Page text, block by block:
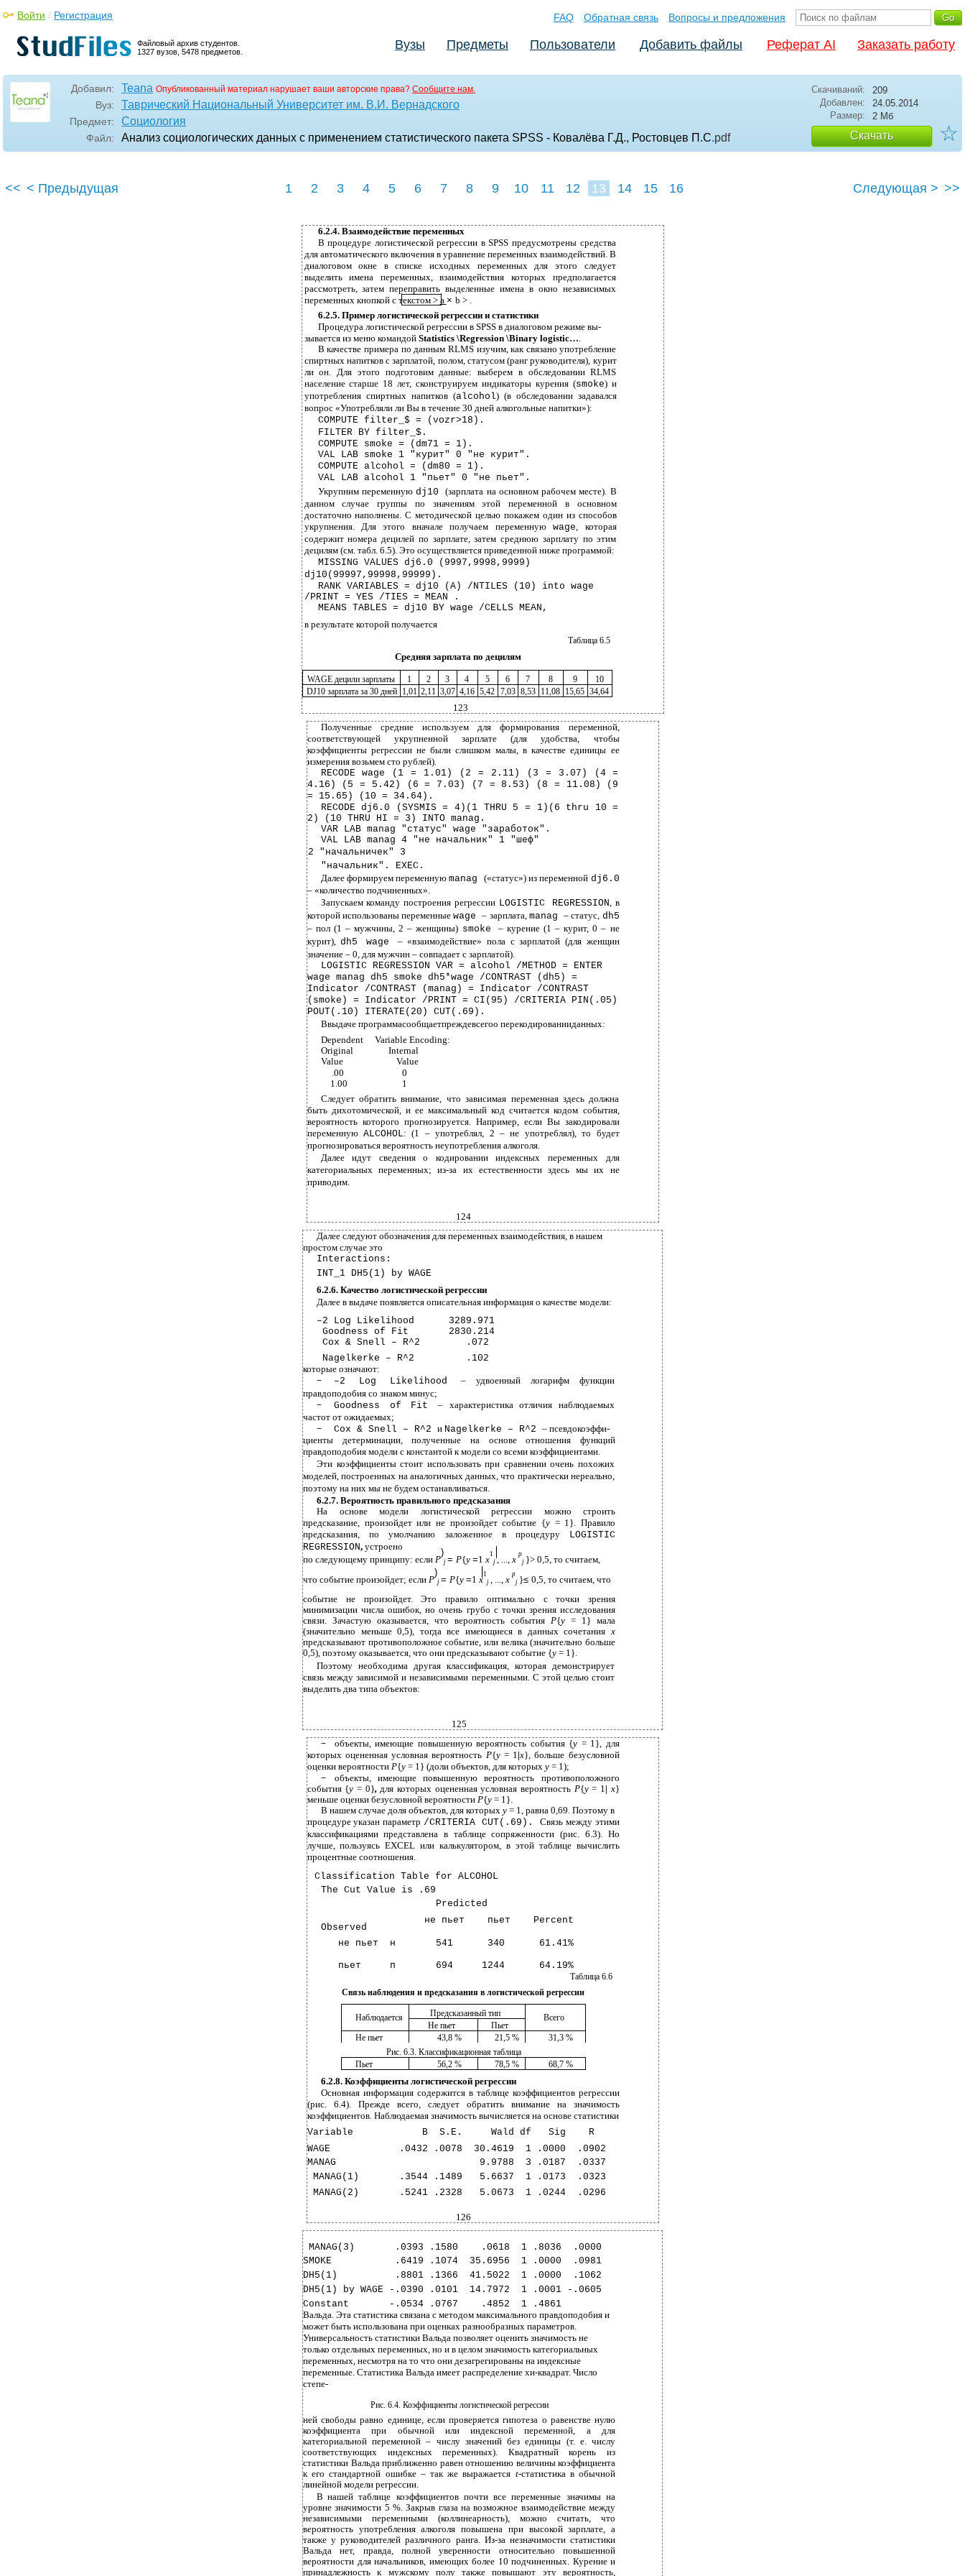
Файловый архив студентов.
1327 вузов, 5478 предметов.
Войти / Регистрация FAQ Обратная связь Вопросы и предложения
Вузы Предметы Пользователи Добавить файлы Реферат AI Заказать работу
Добавил: Teana Опубликованный материал нарушает ваши авторские права? Сообщите нам.
Вуз: Таврический Национальный Университет им. В.И. Вернадского
Предмет: Социология
Файл: Анализ социологических данных с применением статистического пакета SPSS - Ковалёва Г.Д., Ростовцев П.С.pdf
Скачиваний:
209
Добавлен:
24.05.2014
Размер:
2 Мб
Скачать ☆
<< < Предыдущая 1 2 3 4 5 6 7 8 9 10 11 12 13 14 15 16 Следующая > >>
6.2.4. Взаимодействие переменных
В процедуре логистической регрессии в SPSS предусмотрены средства
для автоматического включения в уравнение переменных взаимодействий. В
диалоговом окне в списке исходных переменных для этого следует
выделить имена переменных, взаимодействия которых предполагается
рассмотреть, затем переправить выделенные имена в окно независимых
переменных кнопкой c текстом > a × b > .
6.2.5. Пример логистической регрессии и статистики
Процедура логистической регрессии в SPSS в диалоговом режиме вы-
зывается из меню командой Statistics \Regression \Binary logistic….
В качестве примера по данным RLMS изучим, как связано употребление
спиртных напитков с зарплатой, полом, статусом (ранг руководителя), курит
ли он. Для этого подготовим данные: выберем в обследовании RLMS
население старше 18 лет, сконструируем индикаторы курения (smoke) и
употребления спиртных напитков (alcohol) (в обследовании задавался
вопрос «Употребляли ли Вы в течение 30 дней алкогольные напитки»):
COMPUTE filter_$ = (vozr>18).
FILTER BY filter_$.
COMPUTE smoke = (dm71 = 1).
VAL LAB smoke 1 "курит" 0 "не курит".
COMPUTE alcohol = (dm80 = 1).
VAL LAB alcohol 1 "пьет" 0 "не пьет".
Укрупним переменную dj10(зарплата на основном рабочем месте). В
данном случае группы по значениям этой переменной в основном
достаточно наполнены. С методической целью покажем один из способов
укрупнения. Для этого вначале получаем переменнуюwage, которая
содержит номера децилей по зарплате, затем среднюю зарплату по этим
децилям (см. табл. 6.5). Это осуществляется приведенной ниже программой:
MISSING VALUES dj6.0 (9997,9998,9999)
dj10(99997,99998,99999).
RANK VARIABLES = dj10 (A) /NTILES (10) into wage
/PRINT = YES /TIES = MEAN .
MEANS TABLES = dj10 BY wage /CELLS MEAN,
в результате которой получается
Таблица 6.5
Средняя зарплата по децилям
WAGE децили зарплаты 1 2 3 4 5 6 7 8 9
10
DJ10 зарплата за 30 дней
1,01 2,11 3,07 4,16 5,42 7,03 8,53 11,08 15,65 34,64
123
Полученные средние используем для формирования переменной,
соответствующей укрупненной зарплате (для удобства, чтобы
коэффициенты регрессии не были слишком малы, в качестве единицы ее
измерения возьмем сто рублей).
RECODE wage (1 = 1.01) (2 = 2.11) (3 = 3.07) (4 =
4.16) (5 = 5.42) (6 = 7.03) (7 = 8.53) (8 = 11.08) (9
= 15.65) (10 = 34.64).
RECODE dj6.0 (SYSMIS = 4)(1 THRU 5 = 1)(6 thru 10 =
2) (10 THRU HI = 3) INTO manag.
VAR LAB manag "статус" wage "зaработок".
VAL LAB manag 4 "не начальник" 1 "шеф"
2 "начальничек" 3
"начальник". EXEC.
Далее формируем переменнуюmanag («статус») из переменной dj6.0
– «количество подчиненных».
Запускаем команду построения регрессии LOGISTIC REGRESSION, в
которой использованы переменныеwage– зарплата, manag– статус, dh5
– пол (1 – мужчины, 2 – женщины) smoke – курение (1 – курит, 0 – не
курит),dh5 wage – «взаимодействие» пола с зарплатой (для женщин
значение – 0, для мужчин – совпадает с зарплатой).
LOGISTIC REGRESSION VAR = alcohol /METHOD = ENTER
wage manag dh5 smoke dh5*wage /CONTRAST (dh5) =
Indicator /CONTRAST (manag) = Indicator /CONTRAST
(smoke) = Indicator /PRINT = CI(95) /CRITERIA PIN(.05)
POUT(.10) ITERATE(20) CUT(.69).
Ввыдаче программасообщаетпреждевсегоо перекодированииданных:
Dependent
Variable Encoding:
Original
Internal
Value
Value
.00
0
1.00
1
Следует обратить внимание, что зависимая переменная здесь должна
быть дихотомической, и ее максимальный код считается кодом события,
вероятность которого прогнозируется. Например, если Вы закодировали
переменную ALCOHOL: (1 – употреблял, 2 – не употреблял), то будет
прогнозироваться вероятность неупотребления алкоголя.
Далее идут сведения о кодировании индексных переменных для
категориальных переменных; из-за их естественности здесь мы их не
приводим.
124
Далее следуют обозначения для переменных взаимодействия, в нашем
простом случае это
Interactions:
INT_1 DH5(1) by WAGE
6.2.6. Качество логистической регрессии
Далее в выдаче появляется описательная информация о качестве модели:
–2 Log Likelihood
3289.971
Goodness of Fit
2830.214
Cox & Snell – R^2
.072
Nagelkerke – R^2
.102
которые означают:
− –2 Log Likelihood – удвоенный логарифм функции
правдоподобия со знаком минус;
− Goodness of Fit – характеристика отличия наблюдаемых
частот от ожидаемых;
− Cox & Snell – R^2 и Nagelkerke – R^2 – псевдокоэффи-
циенты детерминации, полученные на основе отношения функций
правдоподобия модели с константой к модели со всеми коэффициентами.
Эти коэффициенты стоит использовать при сравнении очень похожих
моделей, построенных на аналогичных данных, что практически нереально,
поэтому на них мы не будем останавливаться.
6.2.7. Вероятность правильного предсказания
На основе модели логистической регрессии можно строить
предсказание, произойдет или не произойдет событие {y = 1}. Правило
предсказания, по умолчанию заложенное в процедуру LOGISTIC
REGRESSION, устроено
по следующему принципу: если P
)
j = P{y =1 x1
j , ..., xp
j }> 0,5, то считаем,
что событие произойдет; если P
)
j = P{y =1 x1
j , ..., xp
j }≤ 0,5, то считаем, что
событие не произойдет. Это правило оптимально с точки зрения
минимизации числа ошибок, но очень грубо с точки зрения исследования
связи. Зачастую оказывается, что вероятность события P{y = 1} мала
(значительно меньше 0,5), тогда все имеющиеся в данных сочетания x
предсказывают противоположное событие, или велика (значительно больше
0,5), поэтому оказывается, что они предсказывают событие {y = 1}.
Поэтому необходима другая классификация, которая демонстрирует
связь между зависимой и независимыми переменными. С этой целью стоит
выделить два типа объектов:
125
− объекты, имеющие повышенную вероятность события {y = 1}, для
которых оцененная условная вероятность P{y = 1|x}, больше безусловной
оценки вероятности P{y = 1} (доли объектов, для которых y = 1);
−
объекты, имеющие повышенную вероятность противоположного
события {y = 0},для которых оцененная условная вероятность P{y= 1| x}
меньше оценки безусловной вероятности P{y = 1}.
В нашем случае доля объектов, для которых y = 1, равна 0,69. Поэтому в
процедуре указан параметр /CRITERIA CUT(.69). Связь между этими
классификациями представлена в таблице сопряженности (рис. 6.3). Но
лучше, пользуясь EXCEL или калькулятором, в этой таблице вычислить
процентные соотношения.
Classification Table for ALCOHOL
The Cut Value is .69
Predicted
Observed
не пьет пьет Percent
не пьет н 541 340 61.41%
пьет п 694 1244 64.19%
Таблица 6.6
Связь наблюдения и предсказания в логистической регрессии
Наблюдается Предсказанный тип Всего
Не пьет
Пьет
Не пьет
43,8 % 21,5 %
31,3 %
Рис. 6.3. Классификационная таблица
Пьет
56,2 % 78,5 % 68,7 %
6.2.8. Коэффициенты логистической регрессии
Основная информация содержится в таблице коэффициентов регрессии
(рис. 6.4). Прежде всего, следует обратить внимание на значимость
коэффициентов. Наблюдаемая значимость вычисляется на основе статистики
Variable
B S.E. Wald df Sig
R
WAGE
.0432 .0078 30.4619 1 .0000
.0902
MANAG
9.9788 3 .0187
.0337
MANAG(1)
.3544 .1489 5.6637 1 .0173
.0323
MANAG(2)
.5241 .2328 5.0673 1 .0244 .0296
126
MANAG(3) .0393 .1580 .0618 1 .8036
.0000
SMOKE
.6419 .1074 35.6956 1 .0000
.0981
DH5(1)
.8801 .1366 41.5022 1 .0000
.1062
DH5(1) by WAGE -.0390 .0101
14.7972 1 .0001
-.0605
Constant
-.0534 .0767 .4852 1
.4861
Вальда. Эта статистика связана с методом максимального правдоподобия и
может быть использована при оценках разнообразных параметров.
Универсальность статистики Вальда позволяет оценить значимость не
только отдельных переменных, но и в целом значимость категориальных
переменных, несмотря на то что они дезагрегированы на индексные
переменные. Статистика Вальда имеет распределение хи-квадрат. Число
степе-
Рис. 6.4. Коэффициенты логистической регрессии
ней свободы равно единице, если проверяется гипотеза о равенстве нулю
коэффициента при обычной или индексной переменной, а для
категориальной переменной – числу значений без единицы (т. е. числу
соответствующих индексных переменных). Квадратный корень из
статистики Вальда приближенно равен отношению величины коэффициента
к его стандартной ошибке – так же выражается t-статистика в обычной
линейной модели регрессии.
В нашей таблице коэффициентов почти все переменные значимы на
уровне значимости 5 %. Закрыв глаза на возможное взаимодействие между
независимыми переменными (коллинеарность), можно считать, что
вероятность употребления алкоголя повышена при высокой зарплате, а
также у руководителей различного ранга. Из-за незначимости статистики
Вальда нет, правда, полной уверенности относительно повышенной
вероятности для начальников, имеющих более 10 подчиненных. Курение и
принадлежность к мужскому полу также повышают эту вероятность,